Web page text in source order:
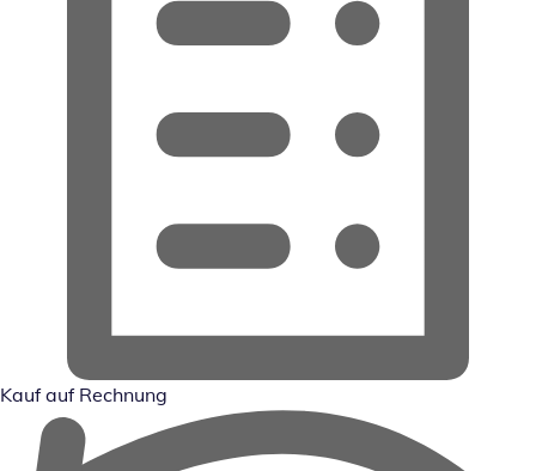
Kauf auf Rechnung